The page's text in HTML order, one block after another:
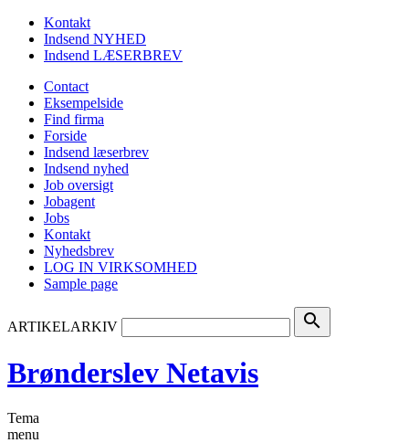
Kontakt
Indsend NYHED
Indsend LÆSERBREV
Contact
Eksempelside
Find firma
Forside
Indsend læserbrev
Indsend nyhed
Job oversigt
Jobagent
Jobs
Kontakt
Nyhedsbrev
LOG IN VIRKSOMHED
Sample page
ARTIKELARKIV search
Brønderslev Netavis
Tema
menu